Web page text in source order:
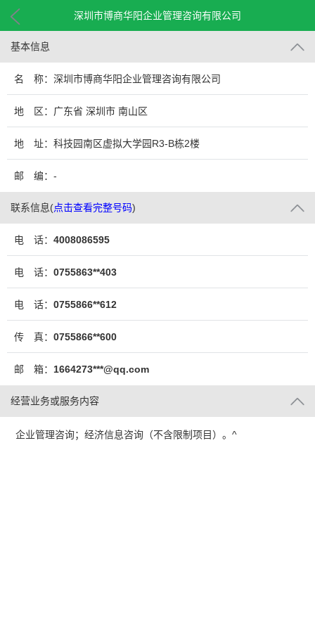
深圳市博商华阳企业管理咨询有限公司
基本信息
名 称：深圳市博商华阳企业管理咨询有限公司
地 区：广东省 深圳市 南山区
地 址：科技园南区虚拟大学园R3-B栋2楼
邮 编：-
联系信息(点击查看完整号码)
电 话： 4008086595
电 话： 0755863**403
电 话： 0755866**612
传 真： 0755866**600
邮 箱： 1664273***@qq.com
经营业务或服务内容
企业管理咨询；经济信息咨询（不含限制项目）。^